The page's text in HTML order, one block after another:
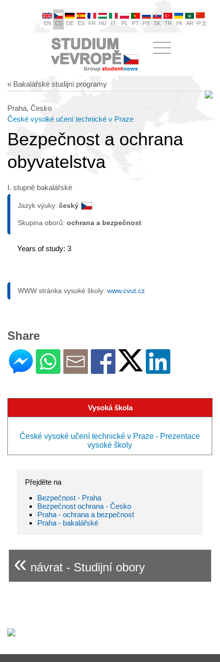
EN CS DE ES FR HU IT PL PT РУ SK TR УК AR 中文
« Bakalářské studijní programy
Praha, Česko
České vysoké učení technické v Praze
Bezpečnost a ochrana
obyvatelstva
I. stupně bakalářské
Jazyk výuky: český
Skupina oborů: ochrana a bezpečnost
Years of study: 3
WWW stránka vysoké školy: www.cvut.cz
Share
Vysoká škola
České vysoké učení technické v Praze - Prezentace
vysoké školy
Přejděte na
Bezpečnost - Praha
Bezpečnost ochrana - Česko
Praha - ochrana a bezpečnost
Praha - bakalářské
« návrat - Studijní obory